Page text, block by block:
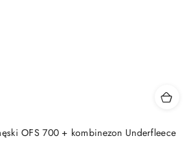
OFS 700 + kombinezon Underfleece